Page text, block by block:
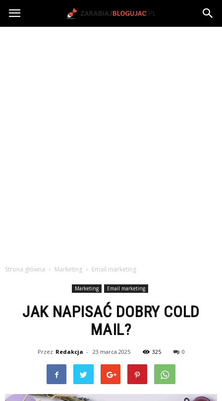
Jak
Strona główna Marketing Email marketing
Marketing Email marketing
JAK NAPISAĆ DOBRY COLD
MAIL?
Przez Redakcja - 23 marca 2025 325 0